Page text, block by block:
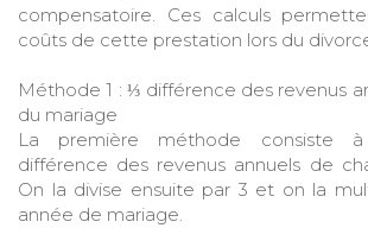
compensatoire. Ces calculs
coûts de cette prestation lors du
Méthode 1 : ⅓ différence des revenus
du mariage
La première méthode consiste
différence des revenus annuels de
On la divise ensuite par 3 et on la
année de mariage.